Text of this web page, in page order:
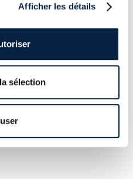
Afficher les détails
sélection
d’attaquants
été remonté.
nous
attendre pour
sur Internet.